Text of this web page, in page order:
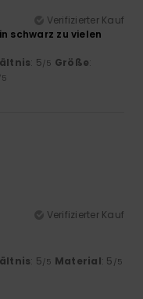
Verifizierter Kauf
schwarz zu vielen
: 5/5 Größe:
Verifizierter Kauf
: 5/5 Material: 5 /5